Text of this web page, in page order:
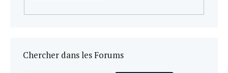
Chercher dans les Forums